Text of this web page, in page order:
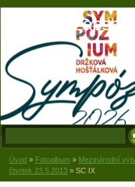
Solisko,
Úvod » Fotoalbum » Mezinárodní
čtvrtek 23.5.2013 » SC IX